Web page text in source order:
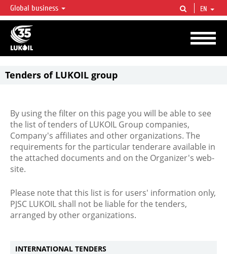
LUKOIL OVERVIEW
LUKOIL is one of the largest oil & gas vertical integrated companies in the world
accounting for over 2% of crude production and circa 1% of proved hydrocarbon
reserves globally.
Global business EN
Tenders of LUKOIL group
By using the filter on this page you will be able to see
the list of tenders of LUKOIL Group companies,
Company's affiliates and other organizations. The
requirements for the particular tenderare available in
the attached documents and on the Organizer's web-
site.
Please note that this list is for users' information only,
PJSC LUKOIL shall not be liable for the tenders,
arranged by other organizations.
INTERNATIONAL TENDERS